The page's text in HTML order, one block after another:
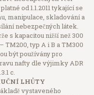
od 1.1.2011 tykající se
manipulace, skladování a
nebezpečných látek.
s kapacitou nižší než 300
TM200, typ A i B a TM300
být používány pro
nafty dle výjimky ADR
c.
LHŮTY
vystaveného